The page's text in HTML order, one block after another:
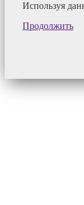
Используя
Продолжить